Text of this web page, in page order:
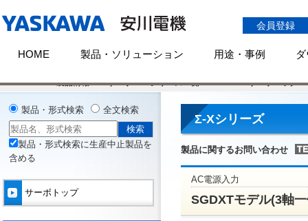
会員登録
HOME 製品・ソリューション 用途・事例
HOME 製品情報 サーボ シリーズ一覧 Σ-X サーボパック
Σ-Xシリーズ
製品に関するお問い合わせ
AC電源入力
SGDXTモデル(3軸
製品・形式検索 全文検索
製品・形式検索に生産中止製品を
含める
サーボトップ